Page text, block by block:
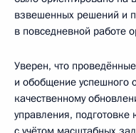
взвешенных решений и
в повседневной работе
Уверен, что
и обобщение успешного
качественному
управления,